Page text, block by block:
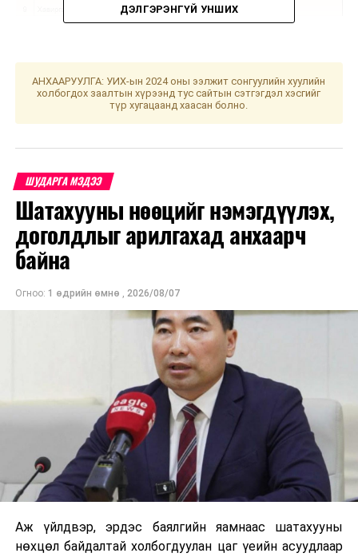
УНШСАН: 1971
Оршин суугаа газрын хаягийн бүртгэлийн мэдээлэл
шалгах заавар
ӨМНӨХ МЭДЭЭ
Олон нийтийн сүлжээнд хүний эрхийг хамгаалах тухай
хуулийн төслийг анхны хэлэлцүүлэгт шилжүүллээ
ДЭЛГЭРЭНГҮЙ УНШИХ
АНХААРУУЛГА: УИХ-ын 2024 оны ээлжит сонгуулийн хуулийн
холбогдох заалтын хүрээнд тус сайтын сэтгэгдэл хэсгийг
түр хугацаанд хаасан болно.
ШУДАРГА МЭДЭЭ
Шатахууны нөөцийг нэмэгдүүлэх,
доголдлыг арилгахад анхаарч
байна
Огноо: 1 өдрийн өмнө , 2026/08/07
Аж үйлдвэр, эрдэс баялгийн яамнаас шатахууны
нөхцөл байдалтай холбогдуулан цаг үеийн асуудлаар